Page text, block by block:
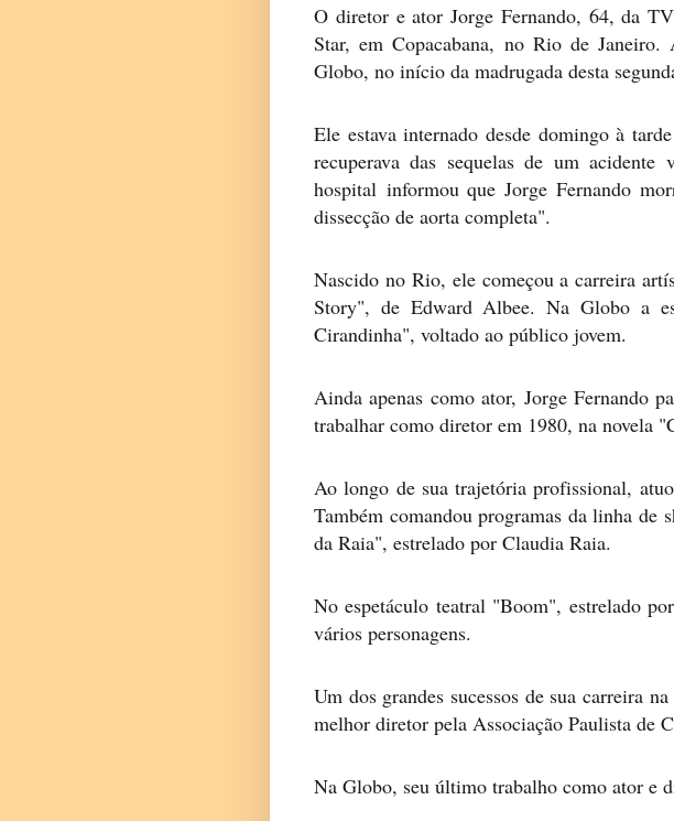
O diretor e ator Jorge Fernando, 64, da
Star, em Copacabana, no Rio de
Globo, no início da madrugada desta
Ele estava internado desde domingo à
recuperava das sequelas de um
hospital informou que Jorge Fernando
dissecção de aorta completa".
Nascido no Rio, ele começou a carreira
Story", de Edward Albee. Na Globo a
Cirandinha", voltado ao público jovem.
Ainda apenas como ator, Jorge Fernando
trabalhar como diretor em 1980, na novela
Ao longo de sua trajetória profissional,
Também comandou programas da linha
da Raia", estrelado por Claudia Raia.
No espetáculo teatral "Boom", estrelado
vários personagens.
Um dos grandes sucessos de sua carreira
melhor diretor pela Associação Paulista de
Na Globo, seu último trabalho como ator e